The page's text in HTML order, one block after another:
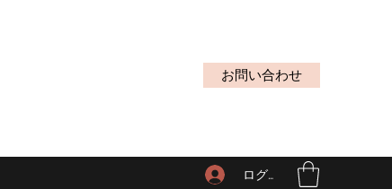
お問い合わせ
ログイン